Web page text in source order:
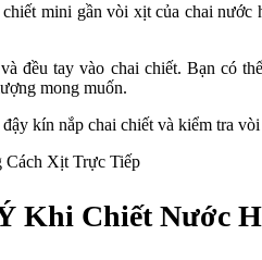
mini gần vòi xịt của chai
đều tay vào chai chiết. Bạn có
mong muốn.
kín nắp chai chiết và kiểm tra
Khi Chiết Nước